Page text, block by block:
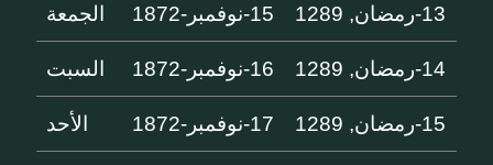
13-رمضان, 1289 15-نوفمبر-1872 الجمعة
14-رمضان, 1289 16-نوفمبر-1872 السبت
15-رمضان, 1289 17-نوفمبر-1872 الأحد